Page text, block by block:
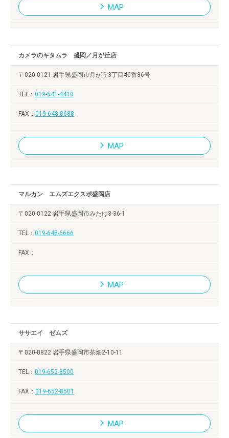
MAP
カメラのキタムラ 盛岡／月が丘店
〒020-0121 岩手県盛岡市月が丘3丁目40番36号
019-641-4410
019-648-8688
MAP
マルカン エムズエクスポ盛岡店
〒020-0122 岩手県盛岡市みたけ3-36-1
019-648-6666
MAP
ササエイ ゼムズ
〒020-0822 岩手県盛岡市茶畑2-10-11
019-652-8500
019-652-8501
MAP